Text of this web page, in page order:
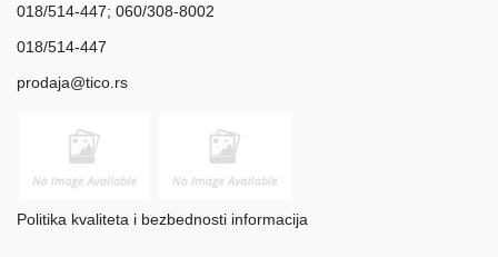
018/514-447; 060/308-8002
018/514-447
prodaja@tico.rs
Politika kvaliteta i bezbednosti informacija